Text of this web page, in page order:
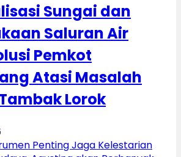
Sungai dan
Saluran Air
Pemkot
Atasi Masalah
Lorok